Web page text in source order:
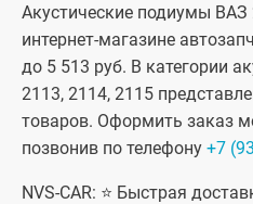
Акустические подиумы ВАЗ
интернет-магазине
до 5 513 руб. В категории
2113, 2114, 2115
товаров. Оформить заказ
позвонив по телефону +7
NVS-CAR: ⭐ Быстрая